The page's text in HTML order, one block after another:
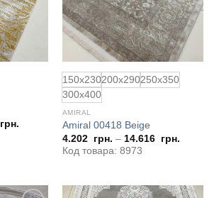
грн.
150x230200x290250x350
300x400
AMIRAL
Amiral 00418 Beige
4.202 грн. – 14.616 грн.
Код товара: 8973